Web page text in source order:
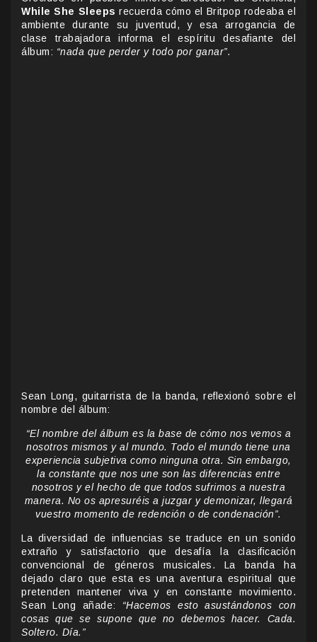
While She Sleeps recuerda cómo el Britpop rodeaba el
ambiente durante su juventud, y esa arrogancia de
clase trabajadora informa el espíritu desafiante del
álbum: “nada que perder y todo por ganar”.
Sean Long, guitarrista de la banda, reflexionó sobre el
nombre del álbum:
“El nombre del álbum es la base de cómo nos vemos a
nosotros mismos y al mundo. Todo el mundo tiene una
experiencia subjetiva como ninguna otra. Sin embargo,
la constante que nos une son las diferencias entre
nosotros y el hecho de que todos sufrimos a nuestra
manera. No os apresuréis a juzgar y demonizar, llegará
vuestro momento de redención o de condenación”.
La diversidad de influencias se traduce en un sonido
extraño y satisfactorio que desafía la clasificación
convencional de géneros musicales. La banda ha
dejado claro que esta es una aventura espiritual que
pretenden mantener viva y en constante movimiento.
Sean Long añade: “Hacemos esto asustándonos con
cosas que se supone que no debemos hacer. Cada.
Soltero. Día.”